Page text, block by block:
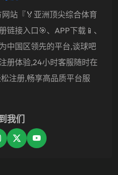
站『🏅亚洲顶尖综合体育
链接入口🎯、APP下载📱、
中国区领先的平台,谈球吧
册体验,24小时客服随时在
注册,畅享高品质平台服
我们